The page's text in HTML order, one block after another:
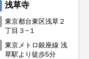
浅草寺
東京都台東区浅草２
丁目３−１
東京メトロ銀座線 浅
草駅より徒歩5分